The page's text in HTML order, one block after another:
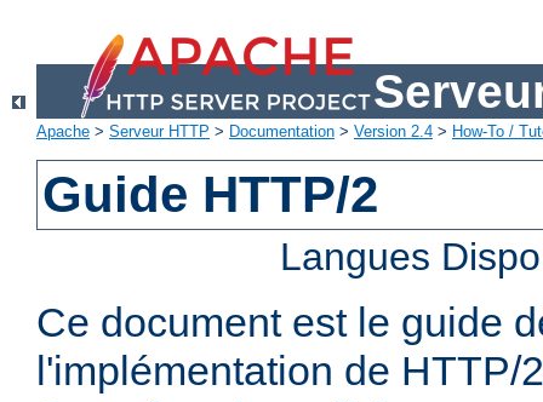
Apache > Serveur HTTP > Documentation > Version 2.4 > How-To /
Guide HTTP/2
Langues
Ce document est le guide
l'implémentation de HTTP/